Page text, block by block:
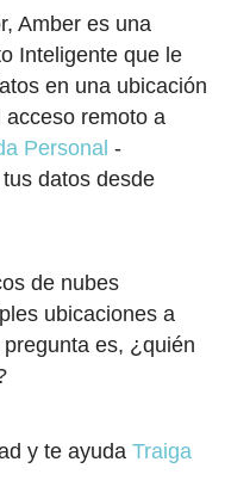
Amber es una
Inteligente que le
en una ubicación
remoto a
Personal -
datos desde
de nubes
ubicaciones a
es, ¿quién
y te ayuda Traiga